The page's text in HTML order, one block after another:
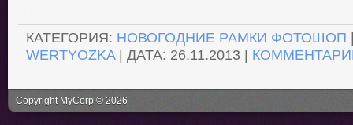
КАТЕГОРИЯ: НОВОГОДНИЕ РАМКИ ФОТОШОП
WERTYOZKA| ДАТА: 26.11.2013 |
Copyright MyCorp © 2026